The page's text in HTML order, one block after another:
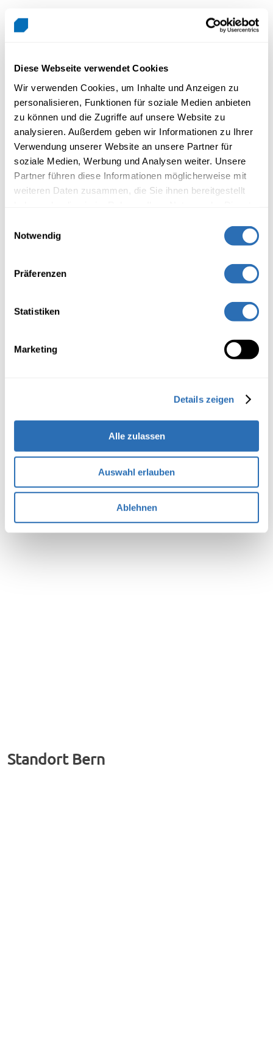
Diese Webseite verwendet Cookies
Wir verwenden Cookies, um Inhalte und Anzeigen zu
personalisieren, Funktionen für soziale Medien anbieten
zu können und die Zugriffe auf unsere Website zu
analysieren. Außerdem geben wir Informationen zu Ihrer
Verwendung unserer Website an unsere Partner für
soziale Medien, Werbung und Analysen weiter. Unsere
Partner führen diese Informationen möglicherweise mit
weiteren Daten zusammen, die Sie ihnen bereitgestellt
Notwendig
Präferenzen
Statistiken
Marketing
Details zeigen
Alle zulassen
Auswahl erlauben
Ablehnen
(4 Wochen)
Kontakt
Mönchstrasse 30A
033 225 2​6 26
Standort Thun
Standort Bern